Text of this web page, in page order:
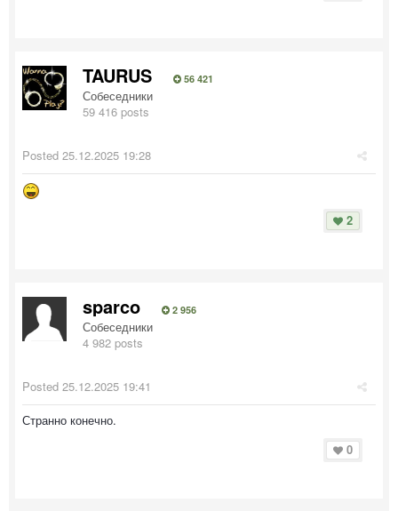
TAURUS 56 421
Собеседники
59 416 posts
Posted 25.12.2025 19:28
2
sparco 2 956
Собеседники
4 982 posts
Posted 25.12.2025 19:41
Странно конечно.
0